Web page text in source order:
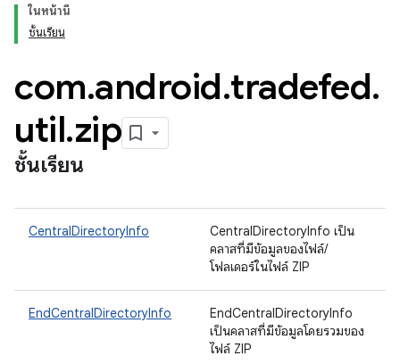
ในหน้านี้
ชั้นเรียน
com.android.tradefed.
util.zip
ชั้นเรียน
CentralDirectoryInfo
CentralDirectoryInfo เป็น
คลาสที่มีข้อมูลของไฟล์/
โฟลเดอร์ในไฟล์ ZIP
EndCentralDirectoryInfo
EndCentralDirectoryInfo
เป็นคลาสที่มีข้อมูลโดยรวมของ
ไฟล์ ZIP